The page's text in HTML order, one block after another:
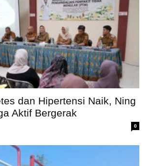
dan Hipertensi Naik, Ning
Aktif Bergerak
0